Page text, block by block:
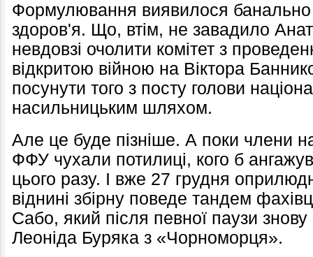
Формулювання виявилося
здоров'я. Що, втім, не завадило
невдовзі очолити комітет з
відкритою війною на Віктора
посунути того з посту голови
насильницьким шляхом.
Але це буде пізніше. А поки члени
ФФУ чухали потилиці, кого б
цього разу. І вже 27 грудня
віднині збірну поведе тандем
Сабо, який після певної паузи
Леоніда Буряка з «Чорноморця».